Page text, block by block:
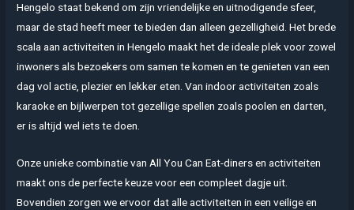
Hengelo staat bekend om zijn vriendelijke en uitnodigende sfeer,
maar de stad heeft meer te bieden dan alleen gezelligheid. Het brede
scala aan activiteiten in Hengelo maakt het de ideale plek voor zowel
inwoners als bezoekers om samen te komen en te genieten van een
dag vol actie, plezier en lekker eten. Van indoor activiteiten zoals
karaoke en bijlwerpen tot gezellige spellen zoals poolen en darten,
er is altijd wel iets te doen.
Onze unieke combinatie van All You Can Eat-diners en activiteiten
maakt ons de perfecte keuze voor een compleet dagje uit.
Bovendien zorgen we ervoor dat alle activiteiten in een veilige en